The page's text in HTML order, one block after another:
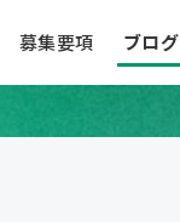
募集要項 ブログ